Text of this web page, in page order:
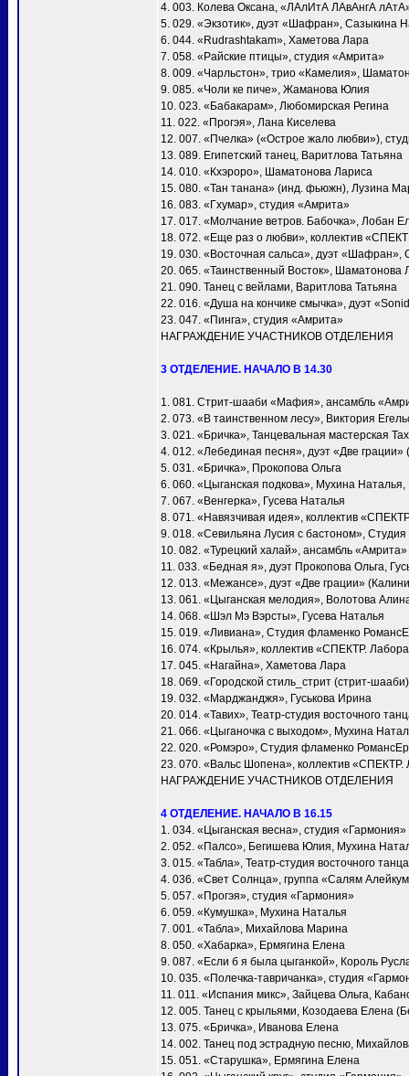
4. 003. Колева Оксана, «ЛАлИтА ЛАвАнгА
5. 029. «Экзотик», дуэт «Шафран», Сазыкина
6. 044. «Rudrashtakam», Хаметова Лара
7. 058. «Райские птицы», студия «Амрита»
8. 009. «Чарльстон», трио «Камелия»,
9. 085. «Чоли ке пиче», Жаманова Юлия
10. 023. «Бабакарам», Любомирская Регина
11. 022. «Прогэя», Лана Киселева
12. 007. «Пчелка» («Острое жало любви»),
13. 089. Египетский танец, Варитлова Татьяна
14. 010. «Кхэроро», Шаматонова Лариса
15. 080. «Тан танана» (инд. фьюжн), Лузина
16. 083. «Гхумар», студия «Амрита»
17. 017. «Молчание ветров. Бабочка», Лобан
18. 072. «Еще раз о любви», коллектив
19. 030. «Восточная сальса», дуэт
20. 065. «Таинственный Восток», Шаматонова
21. 090. Танец с вейлами, Варитлова Татьяна
22. 016. «Душа на кончике смычка», дуэт
23. 047. «Пинга», студия «Амрита»
НАГРАЖДЕНИЕ УЧАСТНИКОВ ОТДЕЛЕНИЯ
3 ОТДЕЛЕНИЕ. НАЧАЛО В 14.30
1. 081. Стрит-шааби «Мафия», ансамбль
2. 073. «В таинственном лесу», Виктория
3. 021. «Бричка», Танцевальная мастерская
4. 012. «Лебединая песня», дуэт «Две
5. 031. «Бричка», Прокопова Ольга
6. 060. «Цыганская подкова», Мухина
7. 067. «Венгерка», Гусева Наталья
8. 071. «Навязчивая идея», коллектив
9. 018. «Севильяна Лусия с бастоном»,
10. 082. «Турецкий халай», ансамбль «Амрита»
11. 033. «Бедная я», дуэт Прокопова Ольга,
12. 013. «Межансе», дуэт «Две грации»
13. 061. «Цыганская мелодия», Волотова
14. 068. «Шэл Мэ Вэрсты», Гусева Наталья
15. 019. «Ливиана», Студия фламенко
16. 074. «Крылья», коллектив «СПЕКТР.
17. 045. «Нагайна», Хаметова Лара
18. 069. «Городской стиль_стрит (стрит-
19. 032. «Марджанджя», Гуськова Ирина
20. 014. «Тавих», Театр-студия восточного
21. 066. «Цыганочка с выходом», Мухина
22. 020. «Ромэро», Студия фламенко
23. 070. «Вальс Шопена», коллектив «СПЕКТР.
НАГРАЖДЕНИЕ УЧАСТНИКОВ ОТДЕЛЕНИЯ
4 ОТДЕЛЕНИЕ. НАЧАЛО В 16.15
1. 034. «Цыганская весна», студия «Гармония»
2. 052. «Палсо», Бегишева Юлия, Мухина
3. 015. «Табла», Театр-студия восточного
4. 036. «Свет Солнца», группа «Салям
5. 057. «Прогэя», студия «Гармония»
6. 059. «Кумушка», Мухина Наталья
7. 001. «Taбла», Михайлова Марина
8. 050. «Хабарка», Ермягина Елена
9. 087. «Если б я была цыганкой», Король
10. 035. «Полечка-тавричанка», студия
11. 011. «Испания микс», Зайцева Ольга,
12. 005. Танец с крыльями, Козодаева Елена
13. 075. «Бричка», Иванова Елена
14. 002. Танец под эстрадную песню,
15. 051. «Старушка», Ермягина Елена